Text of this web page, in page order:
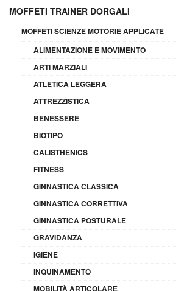
MOFFETI TRAINER DORGALI
MOFFETI SCIENZE MOTORIE APPLICATE
ALIMENTAZIONE E MOVIMENTO
ARTI MARZIALI
ATLETICA LEGGERA
ATTREZZISTICA
BENESSERE
BIOTIPO
CALISTHENICS
FITNESS
GINNASTICA CLASSICA
GINNASTICA CORRETTIVA
GINNASTICA POSTURALE
GRAVIDANZA
IGIENE
INQUINAMENTO
MOBILITÀ ARTICOLARE